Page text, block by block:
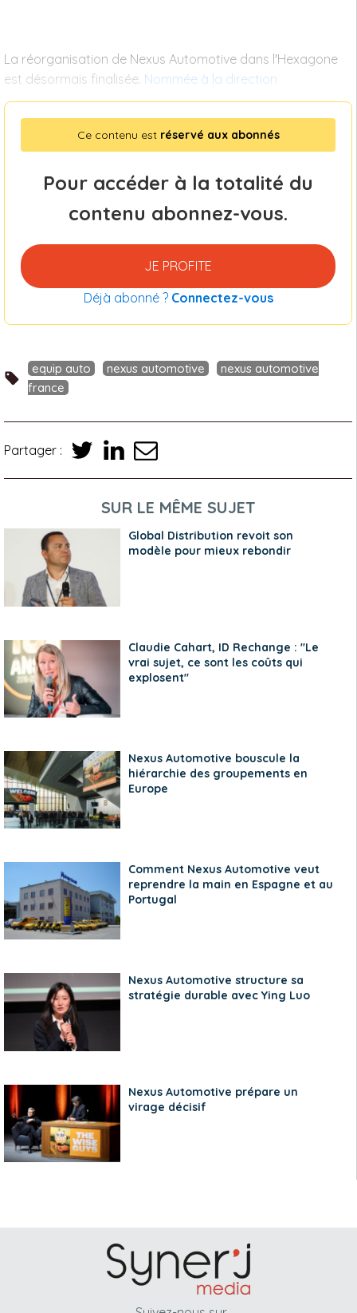
La réorganisation de Nexus Automotive dans l'Hexagone
est désormais finalisée. Nommée à la direction
Ce contenu est réservé aux abonnés
Pour accéder à la totalité du
contenu abonnez-vous.
JE PROFITE
Déjà abonné ? Connectez-vous
equip auto nexus automotive
nexus automotive
france
Partager :
SUR LE MÊME SUJET
Global Distribution revoit son
modèle pour mieux rebondir
Claudie Cahart, ID Rechange : "Le
vrai sujet, ce sont les coûts qui
explosent"
Nexus Automotive bouscule la
hiérarchie des groupements en
Europe
Comment Nexus Automotive veut
reprendre la main en Espagne et au
Portugal
Nexus Automotive structure sa
stratégie durable avec Ying Luo
Nexus Automotive prépare un
virage décisif